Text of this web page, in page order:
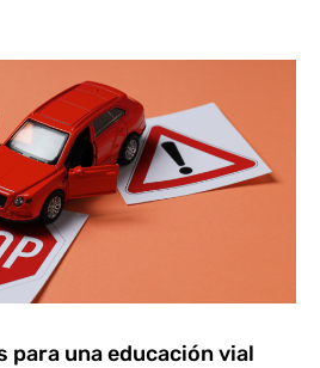
para una educación vial